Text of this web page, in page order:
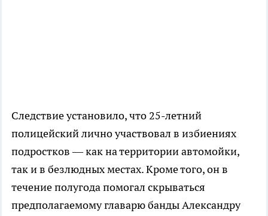
Следствие установило, что 25-летний
полицейский лично участвовал в избиениях
подростков — как на территории автомойки,
так и в безлюдных местах. Кроме того, он в
течение полугода помогал скрываться
предполагаемому главарю банды Александру